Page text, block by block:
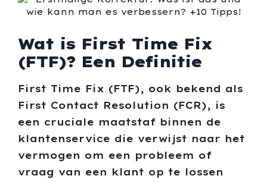
Wat is First Time Fix
(FTF)? Een Definitie
First Time Fix (FTF), ook bekend als
First Contact Resolution (FCR), is
een cruciale maatstaf binnen de
klantenservice die verwijst naar het
vermogen om een probleem of
vraag van een klant op te lossen